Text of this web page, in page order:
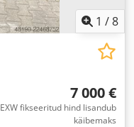
1 /8
7 000 €
EXW fikseeritud hind lisandub
käibemaks